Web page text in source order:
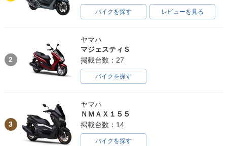
バイクを探す レビューを見る
2
ヤマハ
マジェスティＳ
掲載台数：27
バイクを探す
3
ヤマハ
ＮＭＡＸ１５５
掲載台数：14
バイクを探す